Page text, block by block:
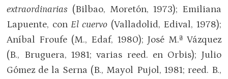
extraordinarias (Bilbao, Moretón, 1973); Emiliana
Lapuente, conEl cuervo (Valladolid, Edival, 1978);
Aníbal Froufe (M., Edaf, 1980); José M.ª Vázquez
(B., Bruguera, 1981; varias reed. en Orbis); Julio
Gómez de la Serna (B., Mayol Pujol, 1981; reed. B.,